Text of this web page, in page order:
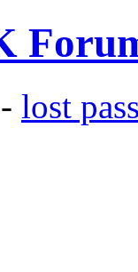
lost